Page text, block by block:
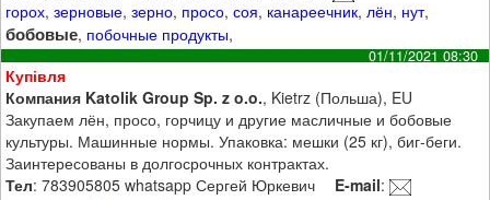
горох,зерновые,зерно, просо,соя, канареечник, лён, нут,
бобовые, побочные продукты,
01/11/2021 08:30
Купівля
Компания Katolik Group Sp. z o.o., Kietrz (Польша), EU
Закупаем лён, просо, горчицу и другие масличные и бобовые
культуры. Машинные нормы. Упаковка: мешки (25 кг), биг-беги.
Заинтересованы в долгосрочных контрактах.
Тел: 783905805 whatsapp Сергей Юркевич E-mail: